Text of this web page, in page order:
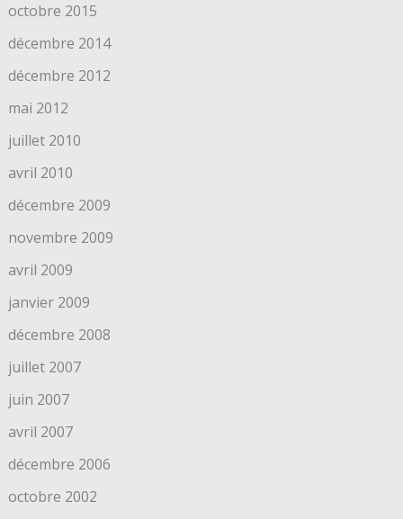
octobre 2015
décembre 2014
décembre 2012
mai 2012
juillet 2010
avril 2010
décembre 2009
novembre 2009
avril 2009
janvier 2009
décembre 2008
juillet 2007
juin 2007
avril 2007
décembre 2006
octobre 2002